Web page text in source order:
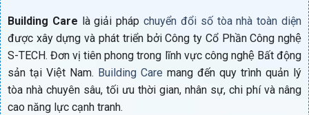
Building Care là giải phápchuyển đổi số tòa nhà toàn diện
được xây dựng và phát triển bởi Công ty Cổ Phần Công nghệ
S-TECH. Đơn vị tiên phong trong lĩnh vực công nghệ Bất động
sản tại Việt Nam. Building Care mang đến quy trình quản lý
tòa nhà chuyên sâu, tối ưu thời gian, nhân sự, chi phí và nâng
cao năng lực cạnh tranh.